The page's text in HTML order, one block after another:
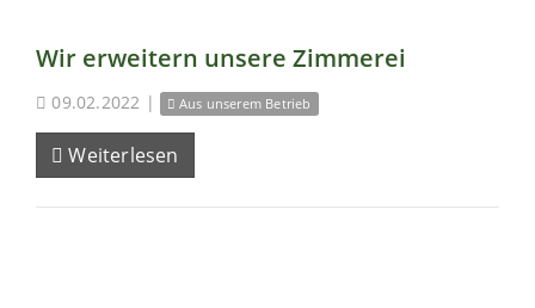
Wir erweitern unsere Zimmerei
09.02.2022 | Aus unserem Betrieb
Weiterlesen